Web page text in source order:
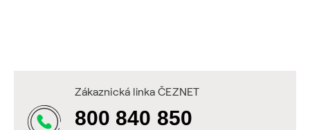
Zákaznická linka ČEZNET
800 840 850